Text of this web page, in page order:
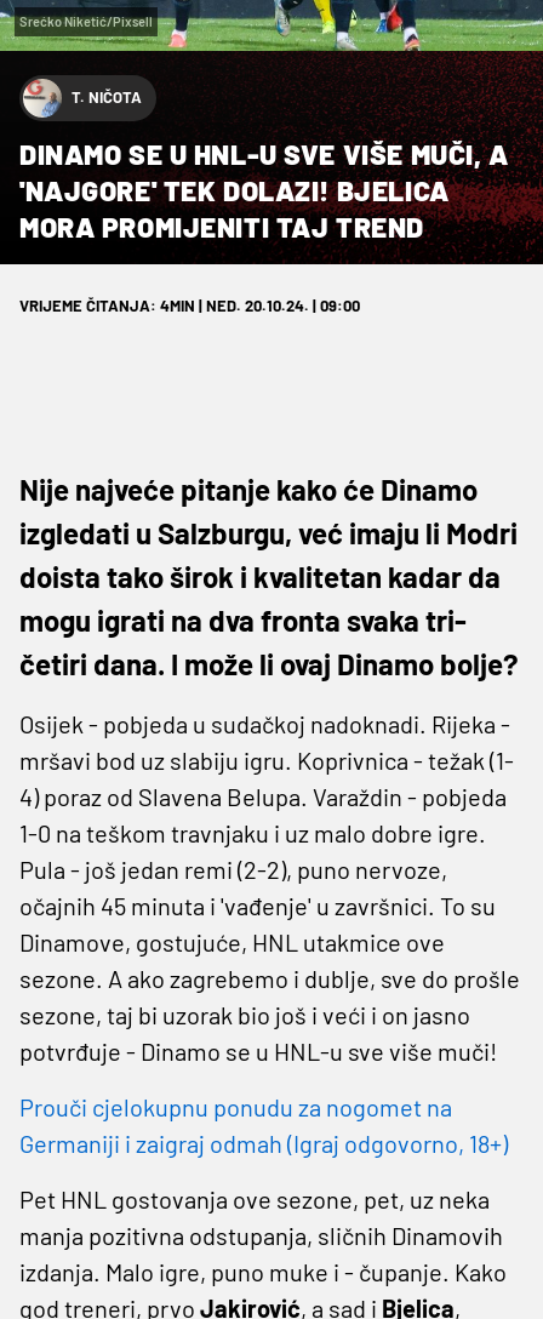
Srećko Niketić/Pixsell
T. NIČOTA
DINAMO SE U HNL-U SVE VIŠE MUČI, A
'NAJGORE' TEK DOLAZI! BJELICA
MORA PROMIJENITI TAJ TREND
VRIJEME ČITANJA: 4MIN | NED. 20.10.24. | 09:00
Nije najveće pitanje kako će Dinamo
izgledati u Salzburgu, već imaju li Modri
doista tako širok i kvalitetan kadar da
mogu igrati na dva fronta svaka tri-
četiri dana. I može li ovaj Dinamo bolje?
Osijek - pobjeda u sudačkoj nadoknadi. Rijeka -
mršavi bod uz slabiju igru. Koprivnica - težak (1-
4) poraz od Slavena Belupa. Varaždin - pobjeda
1-0 na teškom travnjaku i uz malo dobre igre.
Pula - još jedan remi (2-2), puno nervoze,
očajnih 45 minuta i 'vađenje' u završnici. To su
Dinamove, gostujuće, HNL utakmice ove
sezone. A ako zagrebemo i dublje, sve do prošle
sezone, taj bi uzorak bio još i veći i on jasno
potvrđuje - Dinamo se u HNL-u sve više muči!
Prouči cjelokupnu ponudu za nogomet na
Germaniji i zaigraj odmah (Igraj odgovorno, 18+)
Pet HNL gostovanja ove sezone, pet, uz neka
manja pozitivna odstupanja, sličnih Dinamovih
izdanja. Malo igre, puno muke i - čupanje. Kako
god treneri, prvo Jakirović, a sad i Bjelica,